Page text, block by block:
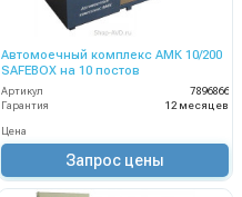
Автомоечный комплекс АМК 10/200
SAFEBOX на 10 постов
Артикул
7896866
Гарантия
12 месяцев
Цена
Запрос цены